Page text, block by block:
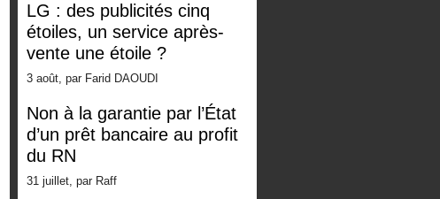
LG : des publicités cinq
étoiles, un service après-
vente une étoile ?
3 août, par Farid DAOUDI
Non à la garantie par l’État
d’un prêt bancaire au profit
du RN
31 juillet, par Raff